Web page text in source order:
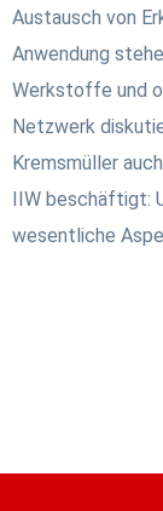
Austausch von
Anwendung
Werkstoffe und
Netzwerk
Kremsmüller
IIW beschäftigt:
wesentliche